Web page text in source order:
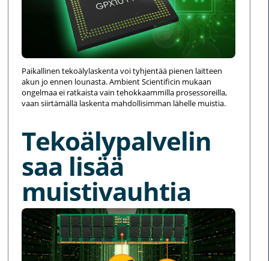
Paikallinen tekoälylaskenta voi tyhjentää pienen laitteen
akun jo ennen lounasta. Ambient Scientificin mukaan
ongelmaa ei ratkaista vain tehokkaammilla prosessoreilla,
vaan siirtämällä laskenta mahdollisimman lähelle muistia.
Tekoälypalvelin
saa lisää
muistivauhtia